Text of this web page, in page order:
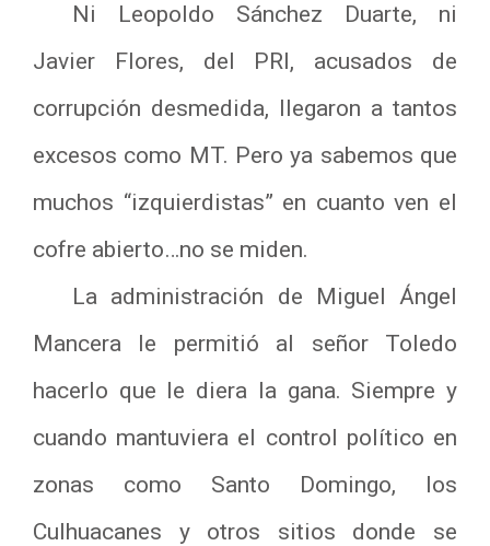
Ni Leopoldo Sánchez Duarte, ni
Javier Flores, del PRI, acusados de
corrupción desmedida, llegaron a tantos
excesos como MT. Pero ya sabemos que
muchos “izquierdistas” en cuanto ven el
cofre abierto…no se miden.
La administración de Miguel Ángel
Mancera le permitió al señor Toledo
hacerlo que le diera la gana. Siempre y
cuando mantuviera el control político en
zonas como Santo Domingo, los
Culhuacanes y otros sitios donde se